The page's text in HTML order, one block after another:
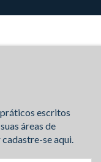
escritos
áreas de
se aqui.